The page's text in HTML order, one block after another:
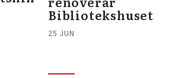
Bibliotekshuset
25 JUN